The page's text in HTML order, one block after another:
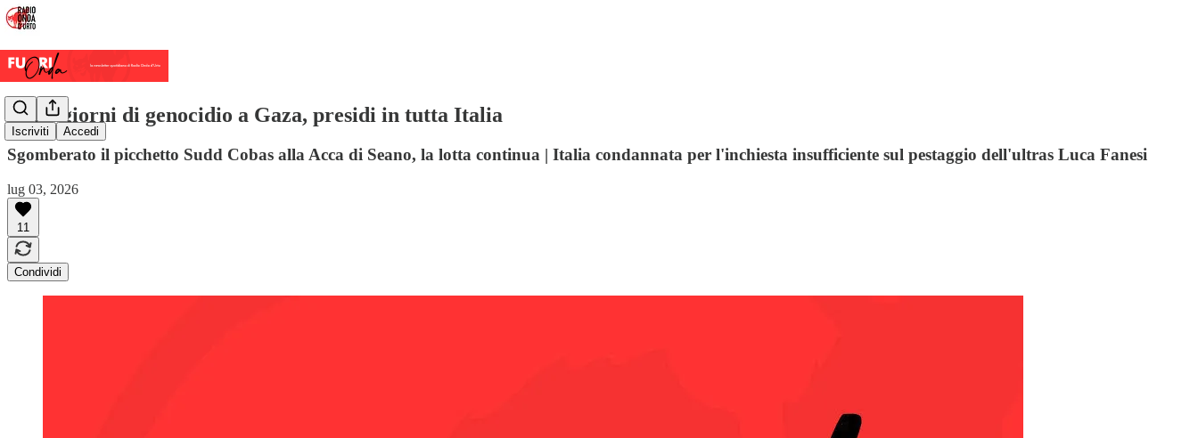
Iscriviti Accedi
Mille giorni di genocidio a Gaza, presidi in tutta Italia
Sgomberato il picchetto Sudd Cobas alla Acca di Seano, la lotta continua | Italia condannata per l'inchiesta insufficiente sul pestaggio dell'ultras Luca Fanesi
lug 03, 2026
11
Condividi